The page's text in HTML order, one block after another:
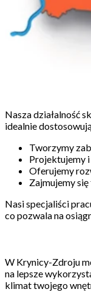
Nasza działalność
idealnie
Tworzymy
Projektujemy
Oferujemy
Zajmujemy
Nasi specjaliści
co pozwala na
W Krynicy-Zdroju
na lepsze
klimat twojego